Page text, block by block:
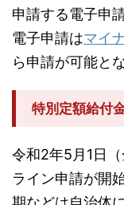
申請する電子申
電子申請はマイ
ら申請が可能と
特別定額給付
令和2年5月1日（
ライン申請が開